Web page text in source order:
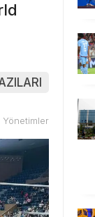
Yönetimler